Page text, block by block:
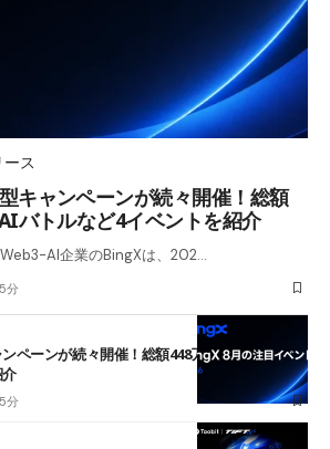
ス
キャンペーンが続々開催！総額
バトルなど4イベントを紹介
AI企業のBingXは、202…
分
ペーンが続々開催！総額448万USDT超のAIバ
分